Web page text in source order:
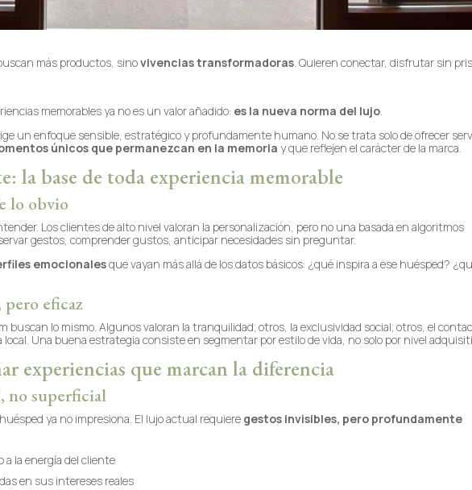
más productos, sinovivencias transformadoras. Quieren conectar, disfrutar sin
memorables ya no es un valor añadido: es la nueva norma del lujo.
un enfoque sensible, estratégico y profundamente humano. No se trata solo de ofrecer
únicos que permanezcan en la memoria y que reflejen el carácter de la marca.
la base de toda experiencia memorable
lo obvio
Los clientes de alto nivel valoran la personalización, pero no una basada en algoritmos
gestos, comprender gustos, anticipar necesidades sin preguntar.
emocionalesque vayan más allá de los datos básicos: ¿qué inspira a ese huésped?
eficaz
buscan lo mismo. Algunos valoran la tranquilidad; otros, la exclusividad social; otros, el
Una buena estrategia consiste en segmentar por estilo de vida, no solo por nivel
experiencias que marcan la diferencia
no superficial
ya no impresiona. El lujo actual requiere gestos invisibles, pero profundamente
a la energía del cliente
en sus intereses reales